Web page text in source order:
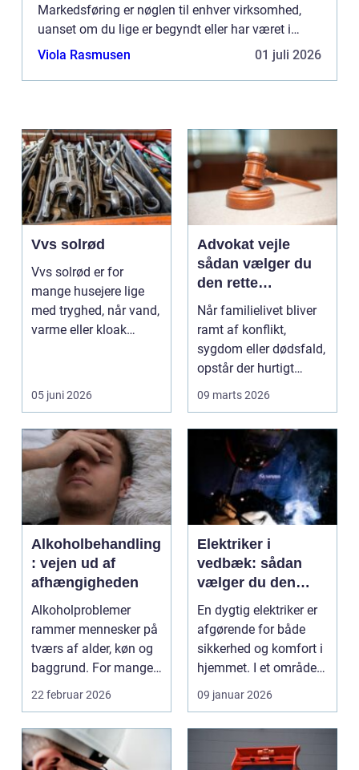
Markedsføring er nøglen til enhver virksomhed,
uanset om du lige er begyndt eller har været i
gang i årevis. Men hvor skal du mon starte? Hvis
Viola Rasmusen 01 juli 2026
Vvs solrød
Vvs solrød er for
mange husejere lige
med tryghed, når vand,
varme eller kloak
05 juni 2026
Advokat vejle
sådan vælger du
den rette
familieretsadvokat
Når familielivet bliver
ramt af konflikt,
sygdom eller dødsfald,
opstår der hurtigt
spørgsmål, som k...
09 marts 2026
Alkoholbehandling
: vejen ud af
afhængigheden
Alkoholproblemer
rammer mennesker på
tværs af alder, køn og
baggrund. For mange
s...
22 februar 2026
Elektriker i
vedbæk: sådan
vælger du den
rette fagmand til
opgaven
En dygtig elektriker er
afgørende for både
sikkerhed og komfort i
hjemmet. I et område
som Vedbæk, h...
09 januar 2026